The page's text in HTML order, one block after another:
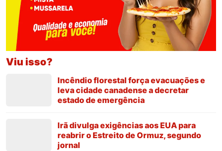
Viu isso?
Incêndio florestal força evacuações e
leva cidade canadense a decretar
estado de emergência
Irã divulga exigências aos EUA para
reabrir o Estreito de Ormuz, segundo
jornal